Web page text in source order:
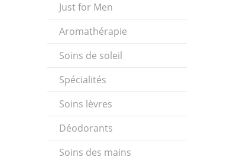
Just for Men
Aromathérapie
Soins de soleil
Spécialités
Soins lèvres
Déodorants
Soins des mains